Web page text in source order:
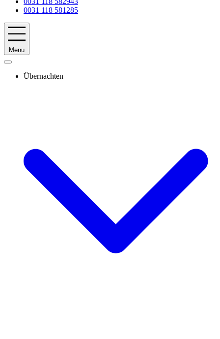
0031 118 581285
Menu
Übernachten